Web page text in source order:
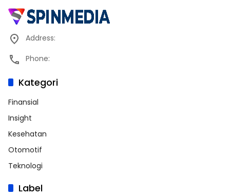
Address:
Phone:
Kategori
Finansial
Insight
Kesehatan
Otomotif
Teknologi
Label